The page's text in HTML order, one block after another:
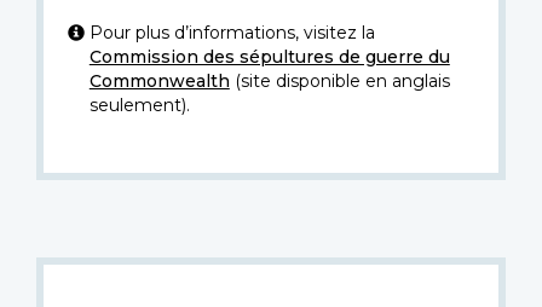
Pour plus d’informations, visitez la
Commission des sépultures de guerre du
Commonwealth (site disponible en anglais
seulement).